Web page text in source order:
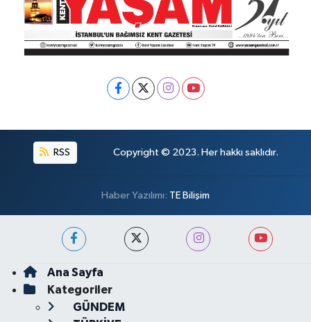
RSS Copyright © 2023. Her hakkı saklıdır.
Haber Yazılımı: TE Bilişim
Ana Sayfa
Kategoriler
GÜNDEM